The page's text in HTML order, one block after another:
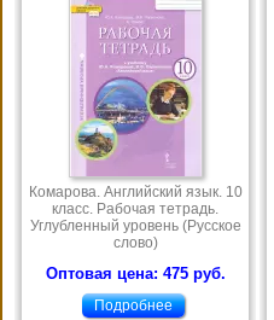
Комарова. Английский язык. 10
класс. Рабочая тетрадь.
Углубленный уровень (Русское
слово)
Оптовая цена: 475 руб.
Подробнее